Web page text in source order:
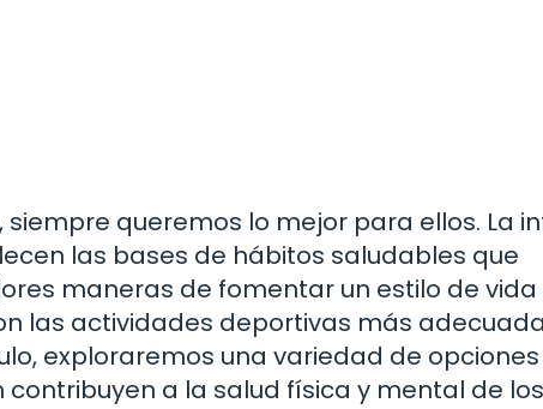
queremos lo mejor para ellos. La
las bases de hábitos saludables que
maneras de fomentar un estilo de
las actividades deportivas más
exploraremos una variedad de
a la salud física y mental de